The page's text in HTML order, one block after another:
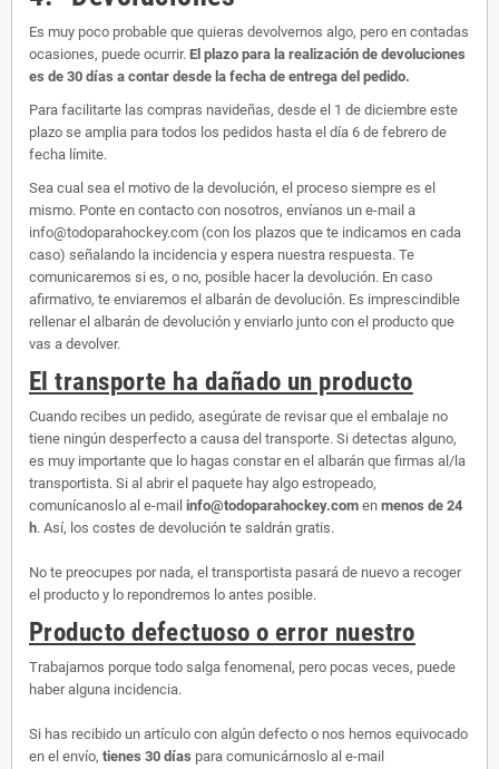
Es muy poco probable que quieras devolvernos algo, pero en contadas
ocasiones, puede ocurrir. El plazo para la realización de devoluciones
es de 30 días a contar desde la fecha de entrega del pedido.
Para facilitarte las compras navideñas, desde el 1 de diciembre este
plazo se amplia para todos los pedidos hasta el día 6 de febrero de
fecha límite.
Sea cual sea el motivo de la devolución, el proceso siempre es el
mismo. Ponte en contacto con nosotros, envíanos un e-mail a
info@todoparahockey.com (con los plazos que te indicamos en cada
caso) señalando la incidencia y espera nuestra respuesta. Te
comunicaremos si es, o no, posible hacer la devolución. En caso
afirmativo, te enviaremos el albarán de devolución. Es imprescindible
rellenar el albarán de devolución y enviarlo junto con el producto que
vas a devolver.
El transporte ha dañado un producto
Cuando recibes un pedido, asegúrate de revisar que el embalaje no
tiene ningún desperfecto a causa del transporte. Si detectas alguno,
es muy importante que lo hagas constar en el albarán que firmas al/la
transportista. Si al abrir el paquete hay algo estropeado,
comunícanoslo al e-mail info@todoparahockey.com en menos de 24
h. Así, los costes de devolución te saldrán gratis.
No te preocupes por nada, el transportista pasará de nuevo a recoger
el producto y lo repondremos lo antes posible.
Producto defectuoso o error nuestro
Trabajamos porque todo salga fenomenal, pero pocas veces, puede
haber alguna incidencia.
Si has recibido un artículo con algún defecto o nos hemos equivocado
en el envío, tienes 30 días para comunicárnoslo al e-mail